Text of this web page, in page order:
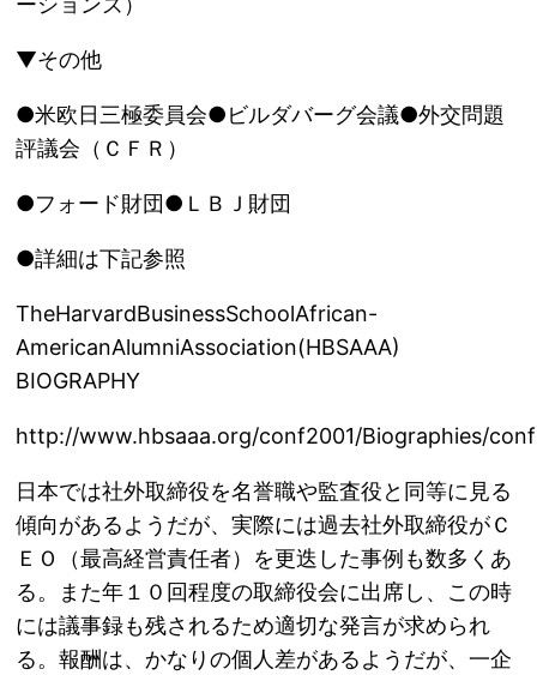
▼その他
●米欧日三極委員会●ビルダバーグ会議●外交問題
評議会（ＣＦＲ）
●フォード財団●ＬＢＪ財団
●詳細は下記参照
TheHarvardBusinessSchoolAfrican-
AmericanAlumniAssociation(HBSAAA)
BIOGRAPHY
http://www.hbsaaa.org/conf2001/Biographies/
日本では社外取締役を名誉職や監査役と同等に見る
傾向があるようだが、実際には過去社外取締役がＣ
ＥＯ（最高経営責任者）を更迭した事例も数多くあ
る。また年１０回程度の取締役会に出席し、この時
には議事録も残されるため適切な発言が求められ
る。報酬は、かなりの個人差があるようだが、一企